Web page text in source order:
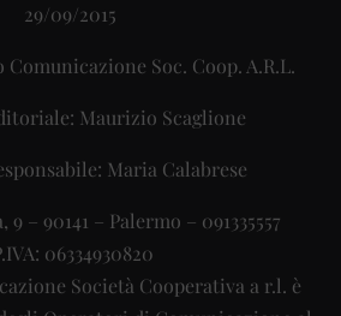
29/09/2015
Soc. Coop. A.R.L.
Maurizio Scaglione
Maria Calabrese
9 – 90141 – Palermo – 091335557
06334930820
Società Cooperativa a r.l. è